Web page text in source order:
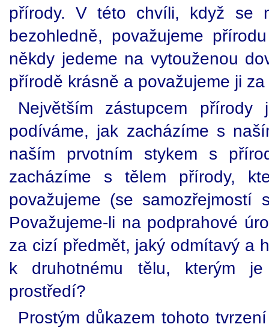
přírody. V této chvíli, když se
bezohledně, považujeme
někdy jedeme na vytouženou
přírodě krásně a považujeme ji
Největším zástupcem
podíváme, jak zacházíme s
naším prvotním stykem s
zacházíme s tělem přírody,
považujeme (se samozřejmostí
Považujeme-li na podprahové
za cizí předmět, jaký odmítavý a
k druhotnému tělu, kterým
prostředí?
Prostým důkazem tohoto